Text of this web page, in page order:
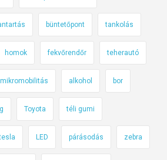
büntetőpont tankolás
homok fekvőrendőr teherautó
mikromobilitás alkohol bor
Toyota téli gumi
LED párásodás zebra